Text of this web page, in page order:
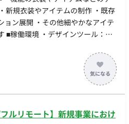
新規衣装やアイテムの制作 ・既存
ョン展開 ・その他細やかなアイテ
■稼働環境 ・デザインツール：
環境：フルリモート、フルタイム
作チームの2Dデザイナーは業務
と20名弱の規模です。それぞれが
対して責任を持って取り組んでい
ルリモート】新規事業におけ